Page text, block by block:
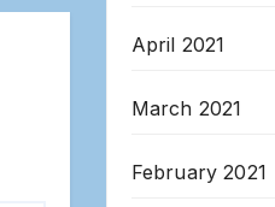
April 2021
March 2021
February 2021